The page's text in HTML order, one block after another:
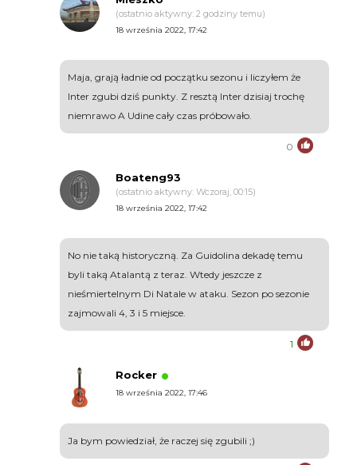
(ostatnio aktywny: 2 godziny temu)
18 września 2022, 17:42
Maja, grają ładnie od początku sezonu i liczyłem że
Inter zgubi dziś punkty. Z resztą Inter dzisiaj trochę
niemrawo A Udine cały czas próbowało.
0
Boateng93
(ostatnio aktywny: Wczoraj, 00:15)
18 września 2022, 17:42
No nie taką historyczną. Za Guidolina dekadę temu
byli taką Atalantą z teraz. Wtedy jeszcze z
nieśmiertelnym Di Natale w ataku. Sezon po sezonie
zajmowali 4, 3 i 5 miejsce.
1
Rocker
18 września 2022, 17:46
Ja bym powiedział, że raczej się zgubili ;)